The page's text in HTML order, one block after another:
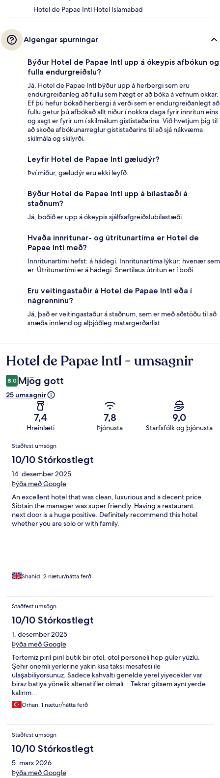
Hotel de Papae Intl Hotel Islamabad
Algengar spurningar
Býður Hotel de Papae Intl upp á ókeypis afbókun og
fulla endurgreiðslu?
Já, Hotel de Papae Intl býður upp á herbergi sem eru
endurgreiðanleg að fullu sem hægt er að bóka á vefnum okkar.
Ef þú hefur bókað herbergi á verði sem er endurgreiðanlegt að
fullu getur þú afbókað allt niður í nokkra daga fyrir innritun eins
og sagt er fyrir um í skilmálum gististaðarins. Við hvetjum þig til
að skoða afbókunarreglur gististaðarins til að sjá nákvæma
skilmála og skilyrði.
Leyfir Hotel de Papae Intl gæludýr?
Því miður, gæludýr eru ekki leyfð.
Býður Hotel de Papae Intl upp á bílastæði á
staðnum?
Já, boðið er upp á ókeypis sjálfsafgreiðslubílastæði.
Hvaða innritunar- og útritunartíma er Hotel de
Papae Intl með?
Innritunartími hefst: á hádegi. Innritunartíma lýkur: hvenær sem
er. Útritunartími er á hádegi. Snertilaus útritun er í boði.
Eru veitingastaðir á Hotel de Papae Intl eða í
nágrenninu?
Já, það er veitingastaður á staðnum, sem er með aðstöðu til að
snæða innlend og alþjóðleg matargerðarlist.
Umsagnir
Hotel de Papae Intl - umsagnir
8,0 Mjög gott
25 umsagnir
7,4
Hreinlæti
7,8
Þjónusta
9,0
Starfsfólk og þjónusta
Umsagnir
Staðfest umsögn
10/10 Stórkostlegt
14. desember 2025
Þýða með Google
An excellent hotel that was clean, luxurious and a decent price.
Sibtain the manager was super friendly. Having a restaurant
next door is a huge positive. Definitely recommend this hotel
whether you are solo or with family.
Shahid, 2 nætur/nátta ferð
Staðfest umsögn
10/10 Stórkostlegt
1. desember 2025
Þýða með Google
Tertemiz pırıl pırıl butik bir otel, otel personeli hep güler yüzlü.
Şehir önemli yerlerine yakın kısa taksi mesafesi ile
ulaşabiliyorsunuz. Sadece kahvaltı genelde yerel yiyecekler var
biraz batıya yönelik altenatifler olmalı... Tekrar gitsem aynı yerde
kalırım...
Orhan, 1 nætur/nátta ferð
Staðfest umsögn
10/10 Stórkostlegt
5. mars 2026
Þýða með Google